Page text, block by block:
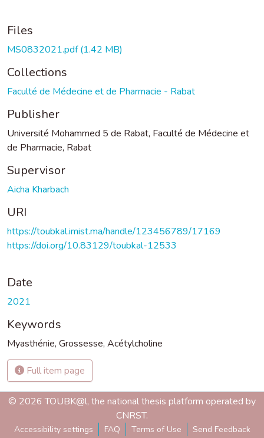
Files
MS0832021.pdf(1.42 MB)
Collections
Faculté de Médecine et de Pharmacie - Rabat
Publisher
Université Mohammed 5 de Rabat, Faculté de Médecine et
de Pharmacie, Rabat
Supervisor
Aicha Kharbach
URI
https://toubkal.imist.ma/handle/123456789/17169
https://doi.org/10.83129/toubkal-12533
Date
2021
Keywords
Myasthénie, Grossesse, Acétylcholine
Full item page
© 2026 TOUBK@l, the national thesis platform operated by
CNRST.
Accessibility settings FAQ Terms of Use Send Feedback